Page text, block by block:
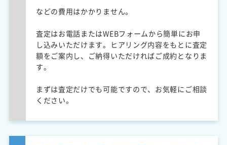
などの費用はかかりません。
査定はお電話またはWEBフォームから簡単にお申
し込みいただけます。ヒアリング内容をもとに査定
額をご案内し、ご納得いただければご成約となりま
す。
まずは査定だけでも可能ですので、お気軽にご相談
ください。